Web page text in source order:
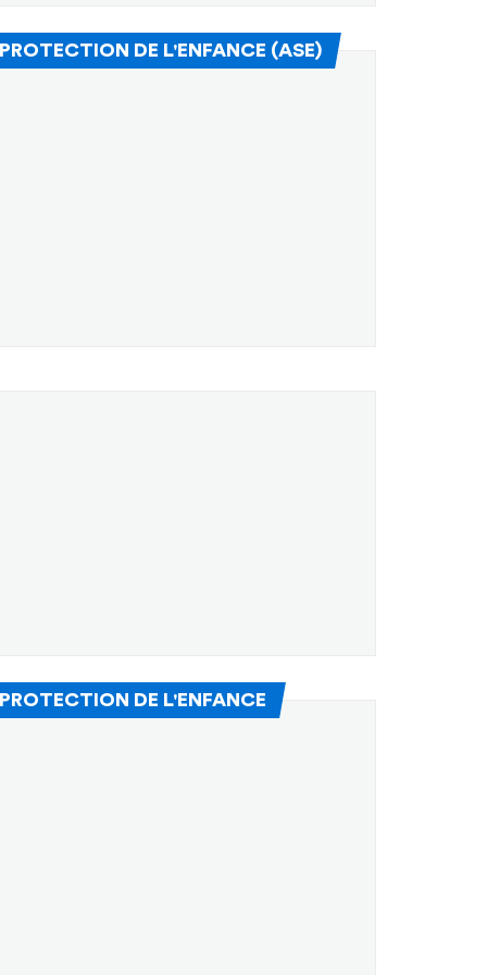
DE L'ENFANCE (ASE)(Nouvelle fenêtre)
fenêtre)
DE L'ENFANCE(Nouvelle fenêtre)